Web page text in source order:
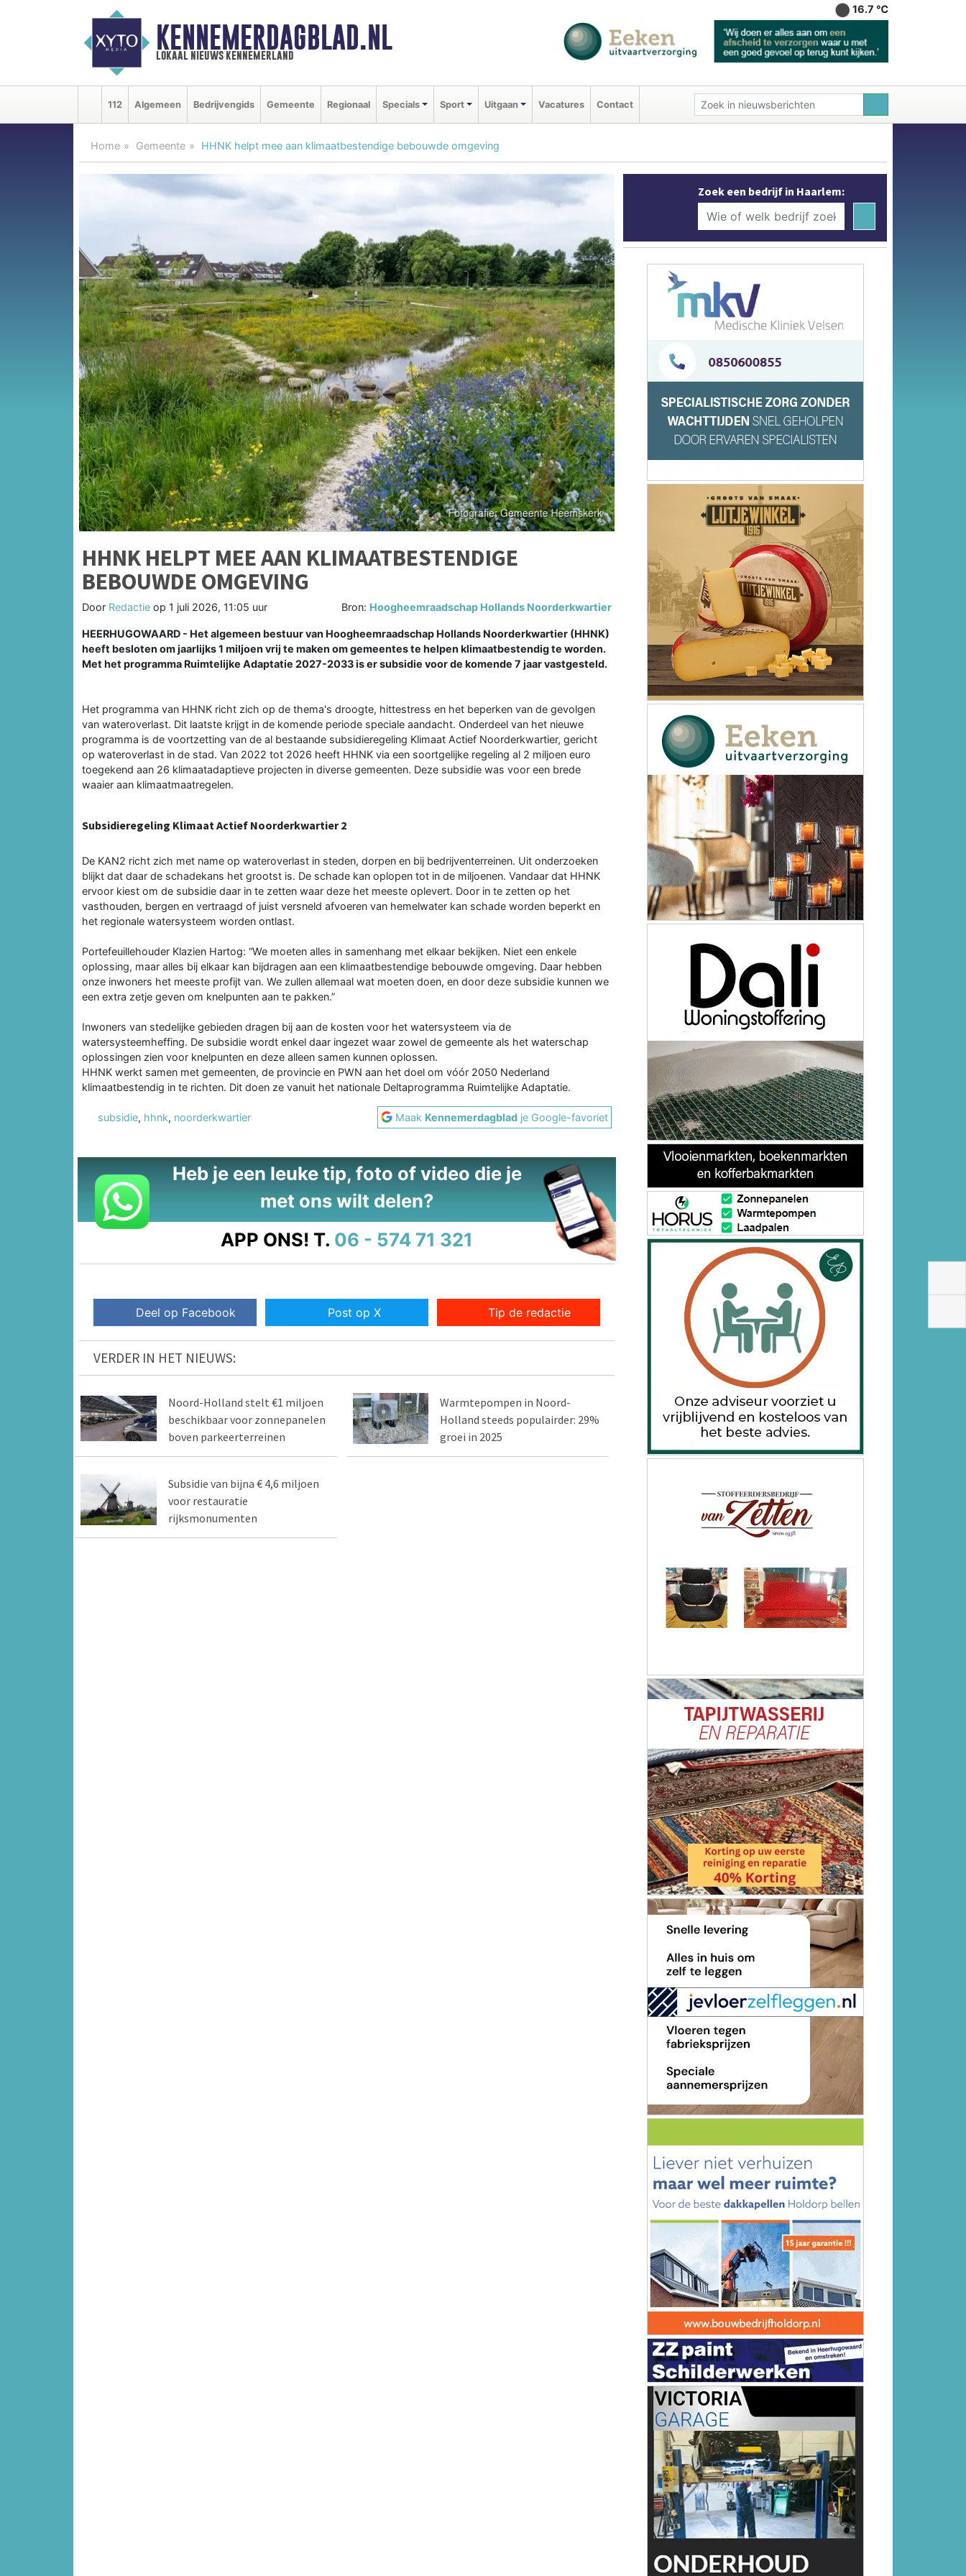
KENNEMERDAGBLAD.NL
lokaal nieuws kennemerland
16.7 ℃
112 Algemeen Bedrijvengids Gemeente Regionaal Specials Sport Uitgaan Vacatures Contact
Home Gemeente HHNK helpt mee aan klimaatbestendige bebouwde omgeving
HHNK HELPT MEE AAN KLIMAATBESTENDIGE
BEBOUWDE OMGEVING
Door Redactie op 1 juli 2026, 11:05 uur Bron: Hoogheemraadschap Hollands Noorderkwartier
HEERHUGOWAARD - Het algemeen bestuur van Hoogheemraadschap Hollands Noorderkwartier (HHNK)
heeft besloten om jaarlijks 1 miljoen vrij te maken om gemeentes te helpen klimaatbestendig te worden.
Met het programma Ruimtelijke Adaptatie 2027-2033 is er subsidie voor de komende 7 jaar vastgesteld.
Het programma van HHNK richt zich op de thema's droogte, hittestress en het beperken van de gevolgen
van wateroverlast. Dit laatste krijgt in de komende periode speciale aandacht. Onderdeel van het nieuwe
programma is de voortzetting van de al bestaande subsidieregeling Klimaat Actief Noorderkwartier, gericht
op wateroverlast in de stad. Van 2022 tot 2026 heeft HHNK via een soortgelijke regeling al 2 miljoen euro
toegekend aan 26 klimaatadaptieve projecten in diverse gemeenten. Deze subsidie was voor een brede
waaier aan klimaatmaatregelen.
Subsidieregeling Klimaat Actief Noorderkwartier 2
De KAN2 richt zich met name op wateroverlast in steden, dorpen en bij bedrijventerreinen. Uit onderzoeken
blijkt dat daar de schadekans het grootst is. De schade kan oplopen tot in de miljoenen. Vandaar dat HHNK
ervoor kiest om de subsidie daar in te zetten waar deze het meeste oplevert. Door in te zetten op het
vasthouden, bergen en vertraagd of juist versneld afvoeren van hemelwater kan schade worden beperkt en
het regionale watersysteem worden ontlast.
Portefeuillehouder Klazien Hartog: “We moeten alles in samenhang met elkaar bekijken. Niet een enkele
oplossing, maar alles bij elkaar kan bijdragen aan een klimaatbestendige bebouwde omgeving. Daar hebben
onze inwoners het meeste profijt van. We zullen allemaal wat moeten doen, en door deze subsidie kunnen we
een extra zetje geven om knelpunten aan te pakken.”
Inwoners van stedelijke gebieden dragen bij aan de kosten voor het watersysteem via de
watersysteemheffing. De subsidie wordt enkel daar ingezet waar zowel de gemeente als het waterschap
oplossingen zien voor knelpunten en deze alleen samen kunnen oplossen.
HHNK werkt samen met gemeenten, de provincie en PWN aan het doel om vóór 2050 Nederland
klimaatbestendig in te richten. Dit doen ze vanuit het nationale Deltaprogramma Ruimtelijke Adaptatie.
subsidie, hhnk, noorderkwartier Maak Kennemerdagblad je Google-favoriet
Heb je een leuke tip, foto of video die je
met ons wilt delen?
APP ONS! T. 06 - 574 71 321
Deel op Facebook Post op X Tip de redactie
VERDER IN HET NIEUWS:
Noord-Holland stelt €1 miljoen
beschikbaar voor zonnepanelen
boven parkeerterreinen
Warmtepompen in Noord-
Holland steeds populairder: 29%
groei in 2025
Subsidie van bijna € 4,6 miljoen
voor restauratie
rijksmonumenten
Zoek een bedrijf in Haarlem: